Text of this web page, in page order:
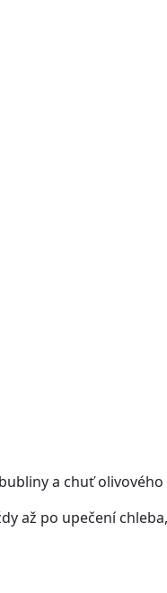
a chuť olivového
až po upečení